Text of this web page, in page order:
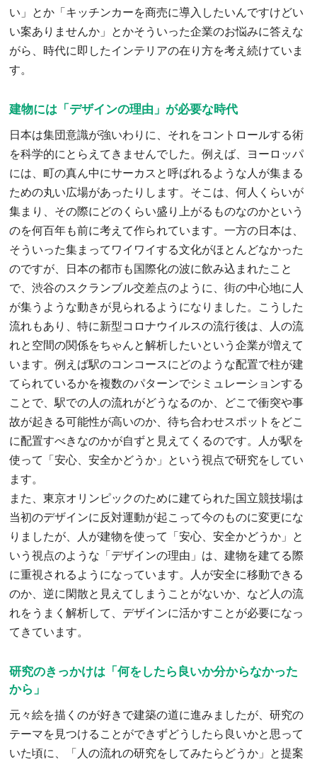
い」とか「キッチンカーを商売に導入したいんですけどい
い案ありませんか」とかそういった企業のお悩みに答えな
がら、時代に即したインテリアの在り方を考え続けていま
す。
建物には「デザインの理由」が必要な時代
日本は集団意識が強いわりに、それをコントロールする術
を科学的にとらえてきませんでした。例えば、ヨーロッパ
には、町の真ん中にサーカスと呼ばれるような人が集まる
ための丸い広場があったりします。そこは、何人くらいが
集まり、その際にどのくらい盛り上がるものなのかという
のを何百年も前に考えて作られています。一方の日本は、
そういった集まってワイワイする文化がほとんどなかった
のですが、日本の都市も国際化の波に飲み込まれたこと
で、渋谷のスクランブル交差点のように、街の中心地に人
が集うような動きが見られるようになりました。こうした
流れもあり、特に新型コロナウイルスの流行後は、人の流
れと空間の関係をちゃんと解析したいという企業が増えて
います。例えば駅のコンコースにどのような配置で柱が建
てられているかを複数のパターンでシミュレーションする
ことで、駅での人の流れがどうなるのか、どこで衝突や事
故が起きる可能性が高いのか、待ち合わせスポットをどこ
に配置すべきなのかが自ずと見えてくるのです。人が駅を
使って「安心、安全かどうか」という視点で研究をしてい
ます。
また、東京オリンピックのために建てられた国立競技場は
当初のデザインに反対運動が起こって今のものに変更にな
りましたが、人が建物を使って「安心、安全かどうか」と
いう視点のような「デザインの理由」は、建物を建てる際
に重視されるようになっています。人が安全に移動できる
のか、逆に閑散と見えてしまうことがないか、など人の流
れをうまく解析して、デザインに活かすことが必要になっ
てきています。
研究のきっかけは「何をしたら良いか分からなかった
から」
元々絵を描くのが好きで建築の道に進みましたが、研究の
テーマを見つけることができずどうしたら良いかと思って
いた頃に、「人の流れの研究をしてみたらどうか」と提案